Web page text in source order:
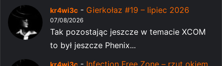
kr4wi3c - Gierkołaz #19 – lipiec 2026
07/08/2026
Tak pozostając jeszcze w temacie XCOM
to był jeszcze Phenix...
kr4wi3c - Infection Free Zone – rzut okiem